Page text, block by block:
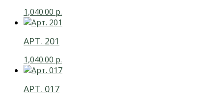
1,040.00 р.
АРТ. 201
1,040.00 р.
АРТ. 017